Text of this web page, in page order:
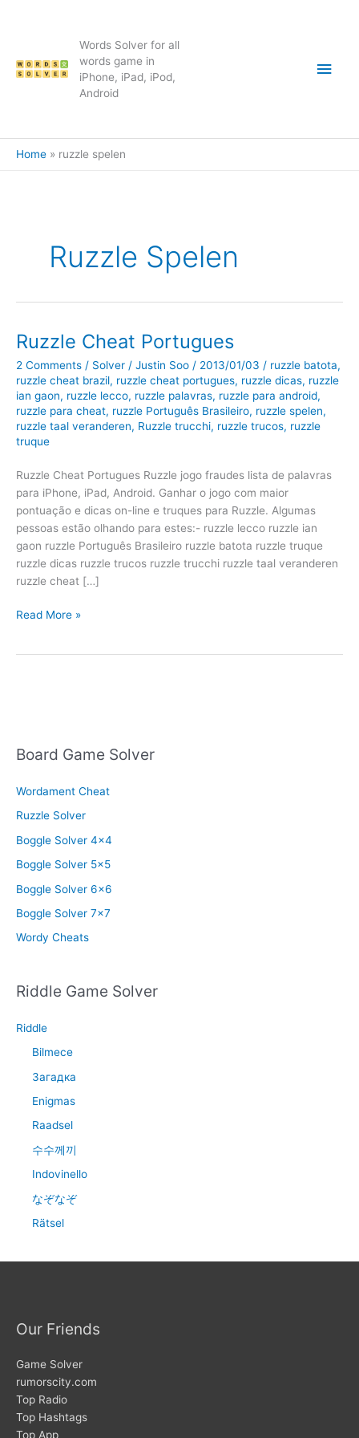
Words Solver for all
words game in
iPhone, iPad, iPod,
Android
Main
Home ruzzle spelen
Ruzzle Spelen
Ruzzle Cheat Portugues
2 Comments / Solver / Justin Soo / 2013/01/03 / ruzzle batota,
ruzzle cheat brazil, ruzzle cheat portugues, ruzzle dicas, ruzzle
ian gaon, ruzzle lecco, ruzzle palavras, ruzzle para android,
ruzzle para cheat, ruzzle Português Brasileiro, ruzzle spelen,
ruzzle taal veranderen, Ruzzle trucchi, ruzzle trucos, ruzzle
truque
Ruzzle Cheat Portugues Ruzzle jogo fraudes lista de palavras
para iPhone, iPad, Android. Ganhar o jogo com maior
pontuação e dicas on-line e truques para Ruzzle. Algumas
pessoas estão olhando para estes:- ruzzle lecco ruzzle ian
gaon ruzzle Português Brasileiro ruzzle batota ruzzle truque
ruzzle dicas ruzzle trucos ruzzle trucchi ruzzle taal veranderen
ruzzle cheat […]
Ruzzle
Read More »
Board Game Solver
Wordament Cheat
Ruzzle Solver
Boggle Solver 4×4
Boggle Solver 5×5
Boggle Solver 6×6
Boggle Solver 7×7
Wordy Cheats
Riddle Game Solver
Riddle
Bilmece
Загадка
Enigmas
Raadsel
수수께끼
Indovinello
なぞなぞ
Rätsel
Our Friends
Game Solver
rumorscity.com
Top Radio
Top Hashtags
Top App